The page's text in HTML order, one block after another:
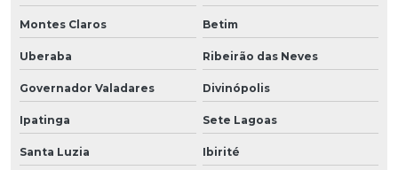
Montes Claros Betim
Uberaba Ribeirão das Neves
Governador Valadares Divinópolis
Ipatinga Sete Lagoas
Santa Luzia Ibirité